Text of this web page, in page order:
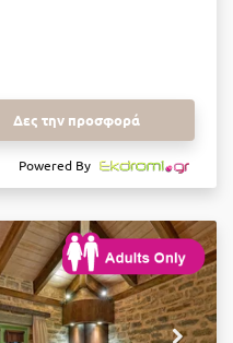
Δες την προσφορά
Powered By